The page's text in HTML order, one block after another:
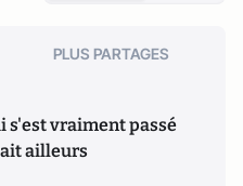
PLUS PARTAGES
s'est vraiment passé
ailleurs